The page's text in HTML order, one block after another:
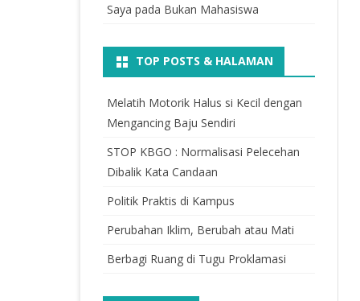
Saya pada Bukan Mahasiswa
TOP POSTS & HALAMAN
Melatih Motorik Halus si Kecil dengan
Mengancing Baju Sendiri
STOP KBGO : Normalisasi Pelecehan
Dibalik Kata Candaan
Politik Praktis di Kampus
Perubahan Iklim, Berubah atau Mati
Berbagi Ruang di Tugu Proklamasi